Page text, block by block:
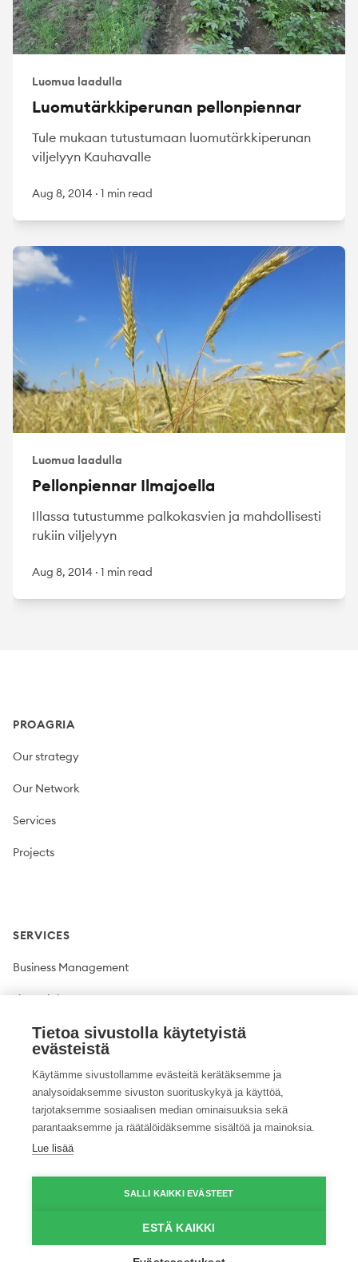
Luomua laadulla
Luomutärkkiperunan pellonpiennar
Tule mukaan tutustumaan luomutärkkiperunan
viljelyyn Kauhavalle
Aug 8, 2014 · 1 min read
Luomua laadulla
Pellonpiennar Ilmajoella
Illassa tutustumme palkokasvien ja mahdollisesti
rukiin viljelyyn
Aug 8, 2014 · 1 min read
PROAGRIA
Our strategy
Our Network
Services
Projects
SERVICES
Business Management
Financial Management
Plant production
Climate solutions
© 2026 ProAgria. All rights reserved.
Tietoa sivustolla käytetyistä
evästeistä
Käytämme sivustollamme evästeitä kerätäksemme ja
analysoidaksemme sivuston suorituskykyä ja käyttöä,
tarjotaksemme sosiaalisen median ominaisuuksia sekä
parantaaksemme ja räätälöidäksemme sisältöä ja mainoksia.
Lue lisää
SALLI KAIKKI EVÄSTEET
ESTÄ KAIKKI